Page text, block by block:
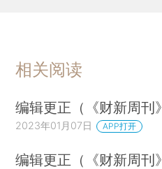
相关阅读
编辑更正（《财新周刊
2023年01月07日 APP打开
编辑更正（《财新周刊